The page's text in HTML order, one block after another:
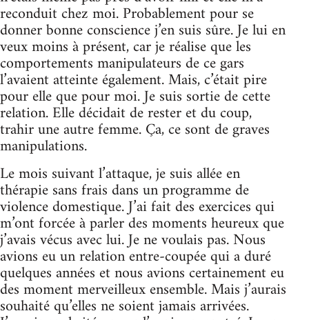
reconduit chez moi. Probablement pour se
donner bonne conscience j’en suis sûre. Je lui en
veux moins à présent, car je réalise que les
comportements manipulateurs de ce gars
l’avaient atteinte également. Mais, c’était pire
pour elle que pour moi. Je suis sortie de cette
relation. Elle décidait de rester et du coup,
trahir une autre femme. Ça, ce sont de graves
manipulations.
Le mois suivant l’attaque, je suis allée en
thérapie sans frais dans un programme de
violence domestique. J’ai fait des exercices qui
m’ont forcée à parler des moments heureux que
j’avais vécus avec lui. Je ne voulais pas. Nous
avions eu un relation entre-coupée qui a duré
quelques années et nous avions certainement eu
des moment merveilleux ensemble. Mais j’aurais
souhaité qu’elles ne soient jamais arrivées.